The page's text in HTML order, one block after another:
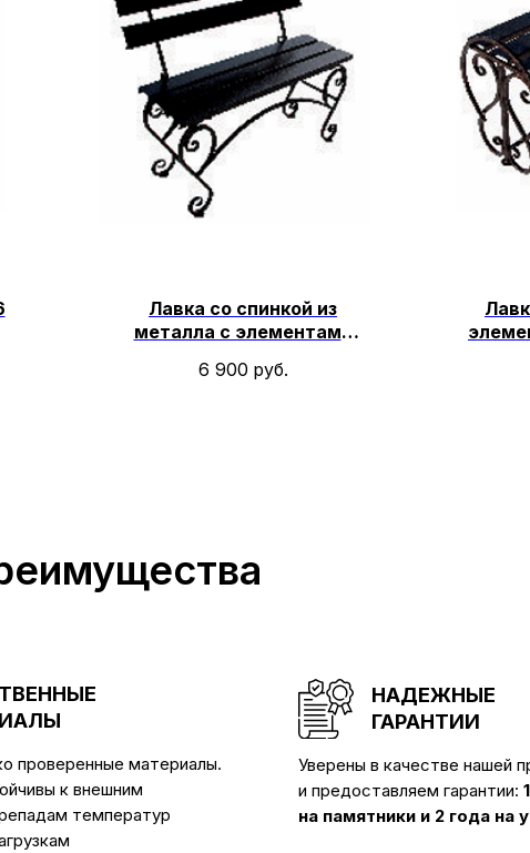
Лавка со спинкой из
металла с элементами
6 900 руб.
проверенные материалы.
к внешним
температур
НАДЕЖНЫЕ
ГАРАНТИИ
Уверены в качестве нашей
и предоставляем гарантии:
на памятники и 2 года на